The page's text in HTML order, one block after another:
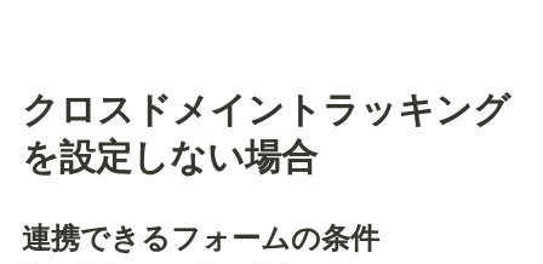
クロスドメイントラッキング
を設定しない場合
連携できるフォームの条件